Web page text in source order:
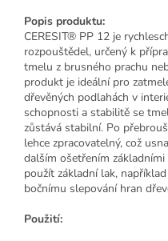
Popis produktu:
CERESIT® PP 12 je
rozpouštědel, určený k
tmelu z brusného prachu
produkt je ideální pro
dřevěných podlahách v
schopnosti a stabilitě se
zůstává stabilní. Po
lehce zpracovatelný, což
dalším ošetřením
použít základní lak,
bočnímu slepování hran
Použití: